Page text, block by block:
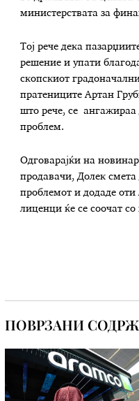
министерствата за
Тој рече дека
решение и упати
скопскиот
пратениците Артан
што рече, се ангажираа
проблем.
Одговарајќи на
продавачи, Долек смета
проблемот и додаде
лиценци ќе се соочат со
ПОВРЗАНИ